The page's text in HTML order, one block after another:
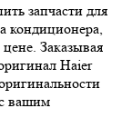
запчасти для
кондиционера,
Заказывая
Haier
вашим